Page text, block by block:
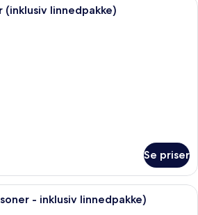
linnedpakke)
Se priser
En køjeseng med fire personer
- inklusiv linnedpakke)